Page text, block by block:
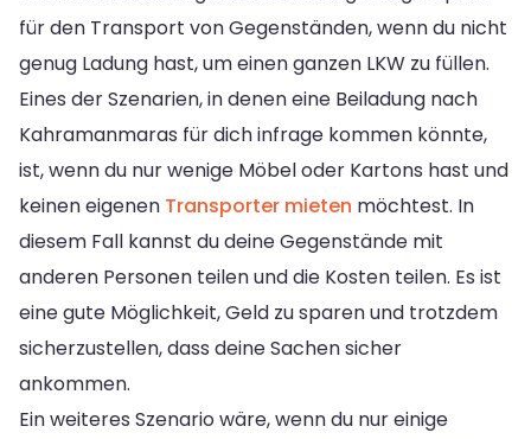
für den Transport von Gegenständen, wenn du nicht
genug Ladung hast, um einen ganzen LKW zu füllen.
Eines der Szenarien, in denen eine Beiladung nach
Kahramanmaras für dich infrage kommen könnte,
ist, wenn du nur wenige Möbel oder Kartons hast und
keinen eigenen Transporter mieten möchtest. In
diesem Fall kannst du deine Gegenstände mit
anderen Personen teilen und die Kosten teilen. Es ist
eine gute Möglichkeit, Geld zu sparen und trotzdem
sicherzustellen, dass deine Sachen sicher
ankommen.
Ein weiteres Szenario wäre, wenn du nur einige